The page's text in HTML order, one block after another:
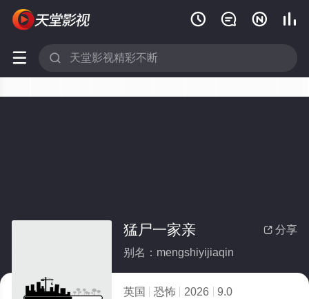
   
 
 分享
猛尸一家亲
别名：mengshiyijiaqin
英国 恐怖 2026
9.0